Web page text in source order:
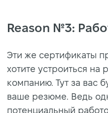
Reason №3:
Эти же сертификаты
хотите устроиться на
компанию. Тут за вас
ваше резюме. Ведь
потенциальный